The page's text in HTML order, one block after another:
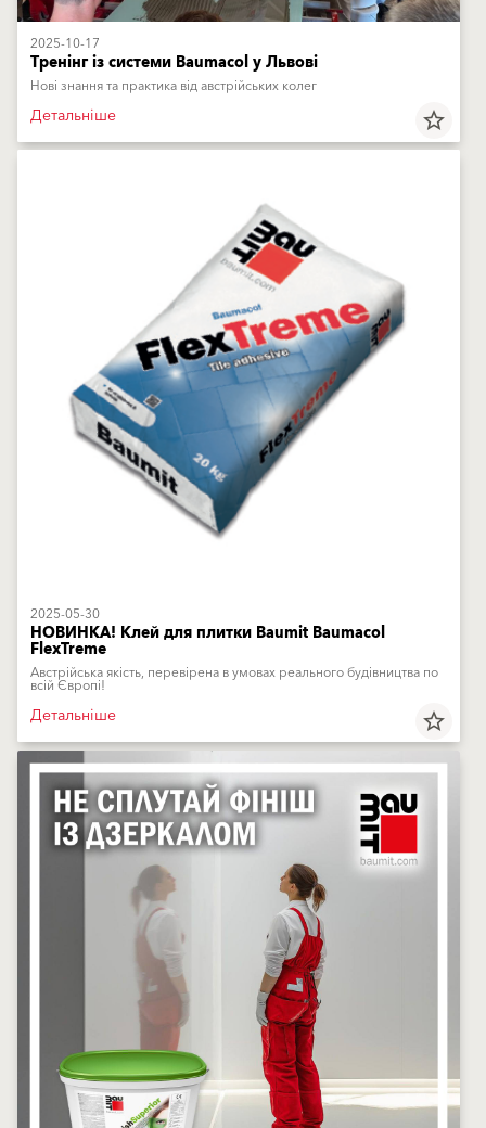
2025-10-17
Тренінг із системи Baumacol у Львові
Нові знання та практика від австрійських колег
Детальніше star_border
2025-05-30
НОВИНКА! Клей для плитки Baumit Baumacol
FlexTreme
Австрійська якість, перевірена в умовах реального будівництва по
всій Європі!
Детальніше star_border